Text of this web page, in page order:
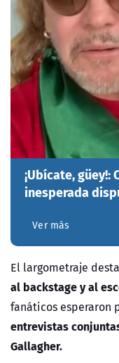
¡Ubícate, güey!:
inesperada
Ver más
El largometraje
al backstage y al
fanáticos esperaron
entrevistas
Gallagher.